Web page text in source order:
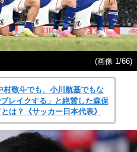
(画像 1/66)
村敬斗でも、小川航基でもな
レイクする」と絶賛した森保
は？《サッカー日本代表》